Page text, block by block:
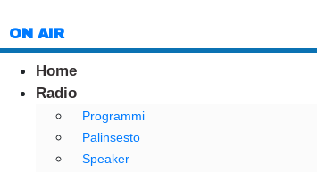
ON AIR
Home
Radio
Programmi
Palinsesto
Speaker